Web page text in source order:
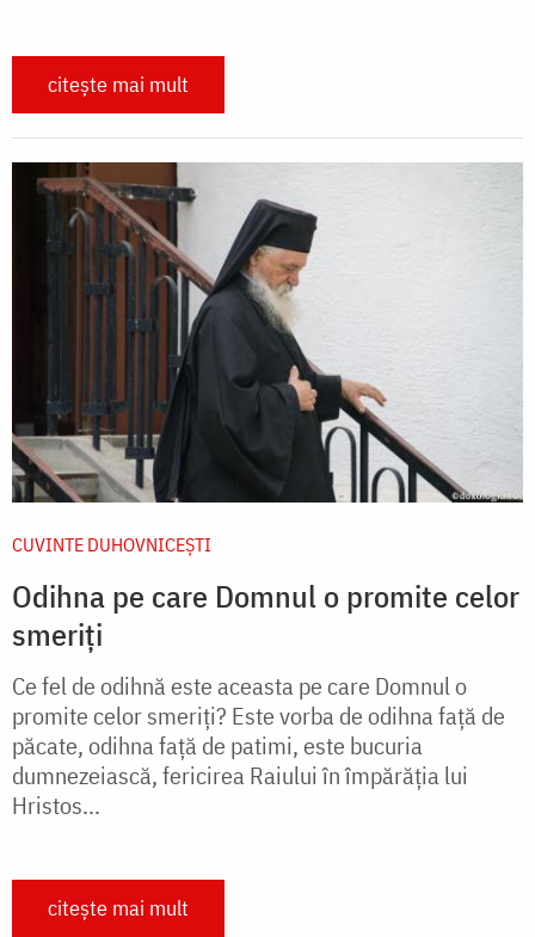
citește mai mult
CUVINTE DUHOVNICEȘTI
Odihna pe care Domnul o promite celor
smeriţi
Ce fel de odihnă este aceasta pe care Domnul o
promite celor smeriți? Este vorba de odihna față de
păcate, odihna față de patimi, este bucuria
dumnezeiască, fericirea Raiului în împărăția lui
Hristos...
citește mai mult